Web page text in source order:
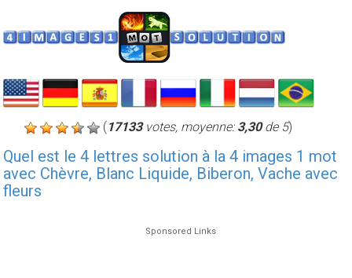
(17133votes, moyenne:3,30de 5)
Quel est le 4 lettres solution à la 4 images 1 mot
avec Chèvre, Blanc Liquide, Biberon, Vache avec
fleurs
Sponsored Links